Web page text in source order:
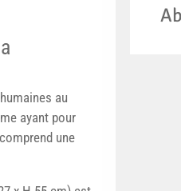
au
ayant pour
une